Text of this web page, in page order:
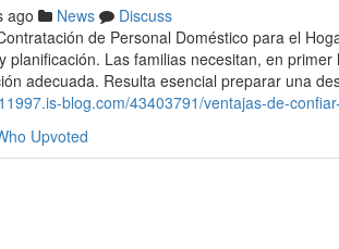
ago News
Discuss
de Personal Doméstico para el
planificación. Las familias necesitan, en
adecuada. Resulta esencial preparar una
blog.com/43403791/ventajas-de-
Upvoted